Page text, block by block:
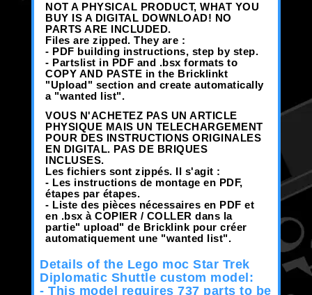
NOT A PHYSICAL PRODUCT, WHAT YOU
BUY IS A DIGITAL DOWNLOAD! NO
PARTS ARE INCLUDED.
Files are zipped. They are :
- PDF building instructions, step by step.
- Partslist in PDF and .bsx formats to
COPY AND PASTE in the Bricklinkt
"Upload" section and create automatically
a "wanted list".
VOUS N'ACHETEZ PAS UN ARTICLE
PHYSIQUE MAIS UN TELECHARGEMENT
POUR DES INSTRUCTIONS ORIGINALES
EN DIGITAL. PAS DE BRIQUES
INCLUSES.
Les fichiers sont zippés. Il s'agit :
- Les instructions de montage en PDF,
étapes par étapes.
- Liste des pièces nécessaires en PDF et
en .bsx à COPIER / COLLER dans la
partie" upload" de Bricklink pour créer
automatiquement une "wanted list".
Details of the Lego moc Star Trek
Diplomatic Shuttle custom model:
- This model requires 737 parts to be